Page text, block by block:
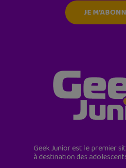
JE
Geek Junior est le premier
à destination des